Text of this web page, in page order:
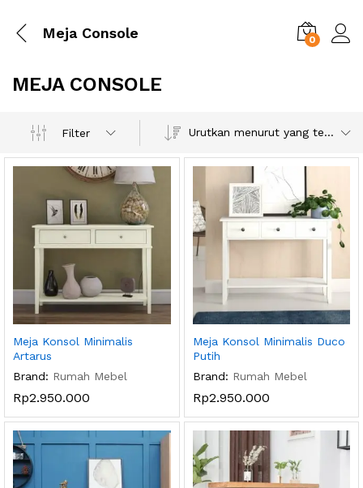
Meja Console 0
MEJA CONSOLE
Filter Urutkan menurut yang terbaru
Meja Konsol Minimalis
Artarus
Brand: Rumah Mebel
Rp2.950.000
Meja Konsol Minimalis Duco
Putih
Brand: Rumah Mebel
Rp2.950.000